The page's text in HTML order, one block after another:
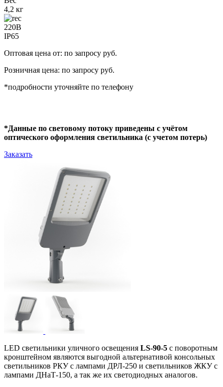
4,2 кг
220В
IP65
Оптовая цена от: по запросу руб.
Розничная цена: по запросу руб.
*подробности уточняйте по телефону
*Данные по световому потоку приведены с учётом
оптического оформления светильника (с учетом потерь)
Заказать
LED светильники уличного освещения LS-90-5 с поворотным
кронштейном являются выгодной альтернативой консольных
светильников РКУ с лампами ДРЛ-250 и светильников ЖКУ с
лампами ДНаТ-150, а так же их светодиодных аналогов.